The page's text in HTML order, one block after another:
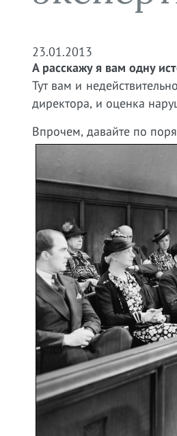
23.01.2013
А расскажу я вам одну
Тут вам и
директора, и оценка
Впрочем, давайте по